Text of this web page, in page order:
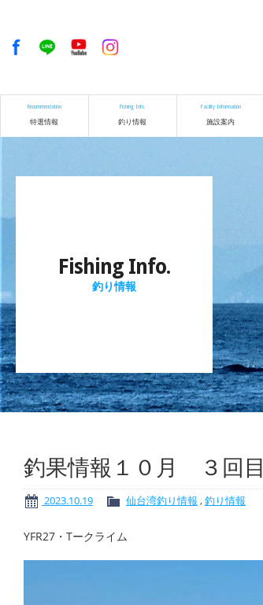
Recommendation
特選情報
Fishing Info.
釣り情報
Facility Information
施設案内
Fishing Info.
釣り情報
釣果情報１０月 ３回目
2023.10.19 仙台湾釣り情報 ,釣り情報
YFR27・Tークライム